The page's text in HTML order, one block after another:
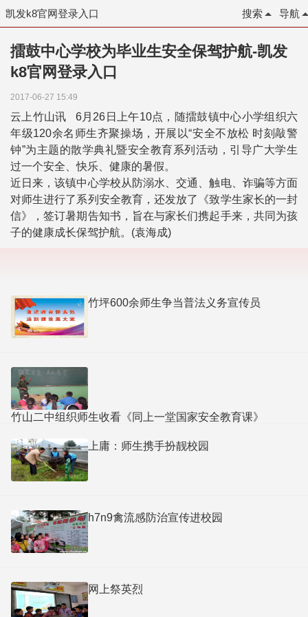
凯发k8官网登录入口 导航
搜索
擂鼓中心学校为毕业生安全保驾护航-凯发
k8官网登录入口
2017-06-27 15:49
云上竹山讯 6月26日上午10点，随擂鼓镇中心小学组织六
年级120余名师生齐聚操场，开展以“安全不放松 时刻敲警
钟”为主题的散学典礼暨安全教育系列活动，引导广大学生
过一个安全、快乐、健康的暑假。
近日来，该镇中心学校从防溺水、交通、触电、诈骗等方面
对师生进行了系列安全教育，还发放了《致学生家长的一封
信》，签订暑期告知书，旨在与家长们携起手来，共同为孩
子的健康成长保驾护航。(袁海成)
竹坪600余师生争当普法义务宣传员
竹山二中组织师生收看《同上一堂国家安全教育课》
上庸：师生携手扮靓校园
h7n9禽流感防治宣传进校园
网上祭英烈